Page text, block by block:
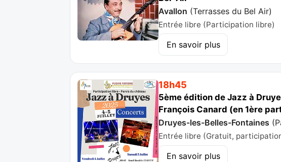
Avallon (Terrasses du Bel Air)
Entrée libre (Participation libre)
En savoir plus
18h45
5ème édition de Jazz à
François Canard (en 1ère
Druyes-les-Belles-Fontaines (
Entrée libre (Gratuit,
En savoir plus